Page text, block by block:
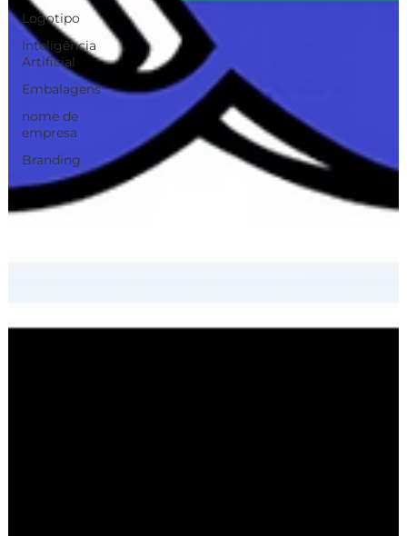
Logotipo
Inteligência
Artificial
Embalagens
nome de
empresa
Branding